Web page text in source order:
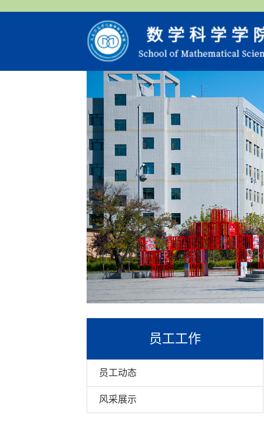
员工工作
员工动态
风采展示